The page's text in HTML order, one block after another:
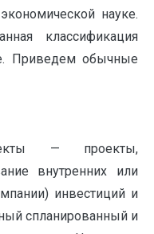
науке.
классификация
Приведем обычные
— проекты,
внутренних или
инвестиций и
спланированный и